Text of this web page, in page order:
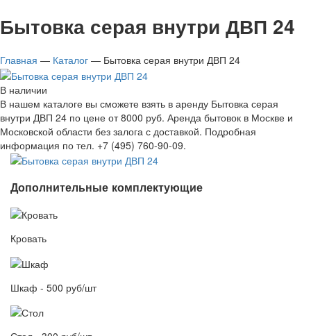
Бытовка серая внутри ДВП 24
Главная — Каталог — Бытовка серая внутри ДВП 24
В наличии
В нашем каталоге вы сможете взять в аренду Бытовка серая
внутри ДВП 24 по цене от 8000 руб. Аренда бытовок в Москве и
Московской области без залога с доставкой. Подробная
информация по тел. +7 (495) 760-90-09.
Дополнительные комплектующие
Кровать
Шкаф - 500 руб/шт